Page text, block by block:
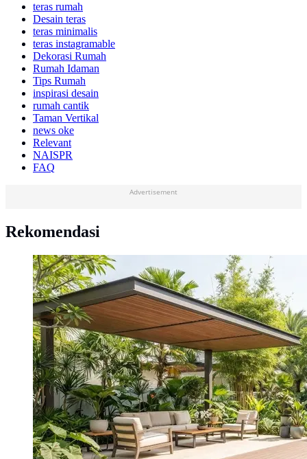
teras rumah
Desain teras
teras minimalis
teras instagramable
Dekorasi Rumah
Rumah Idaman
Tips Rumah
inspirasi desain
rumah cantik
Taman Vertikal
news oke
Relevant
NAISPR
FAQ
Advertisement
Rekomendasi